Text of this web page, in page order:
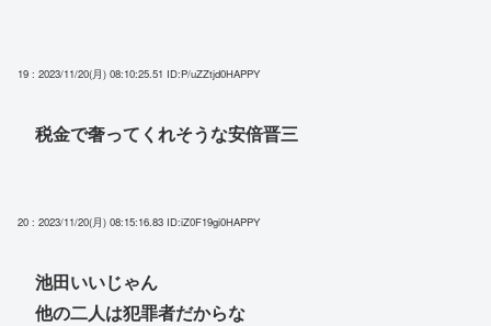
19 : 2023/11/20(月) 08:10:25.51 ID:P/uZZtjd0HAPPY
税金で奢ってくれそうな安倍晋三
20 : 2023/11/20(月) 08:15:16.83 ID:iZ0F19gi0HAPPY
池田いいじゃん
他の二人は犯罪者だからな